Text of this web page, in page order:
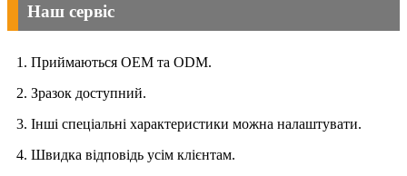
Наш сервіс
1. Приймаються OEM та ODM.
2. Зразок доступний.
3. Інші спеціальні характеристики можна налаштувати.
4. Швидка відповідь усім клієнтам.